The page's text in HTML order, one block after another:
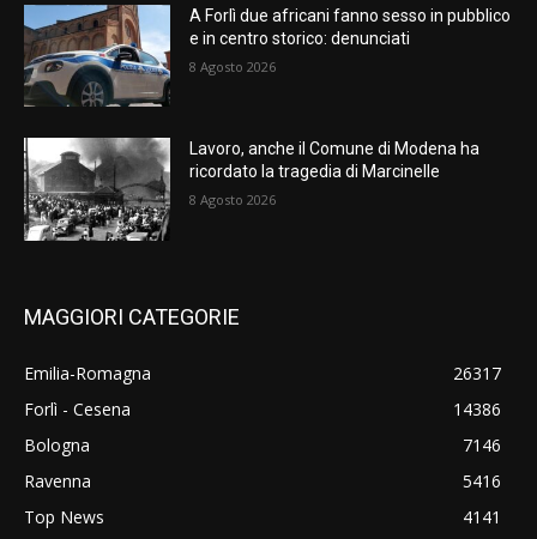
A Forlì due africani fanno sesso in pubblico
e in centro storico: denunciati
8 Agosto 2026
Lavoro, anche il Comune di Modena ha
ricordato la tragedia di Marcinelle
8 Agosto 2026
MAGGIORI CATEGORIE
Emilia-Romagna
26317
Forlì - Cesena
14386
Bologna
7146
Ravenna
5416
Top News
4141